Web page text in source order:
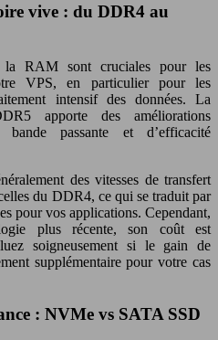
vive : du DDR4 au
RAM sont cruciales pour les
VPS, en particulier pour les
intensif des données. La
apporte des améliorations
passante et d’efficacité
des vitesses de transfert
du DDR4, ce qui se traduit par
pour vos applications. Cependant,
plus récente, son coût est
soigneusement si le gain de
supplémentaire pour votre cas
: NVMe vs SATA SSD